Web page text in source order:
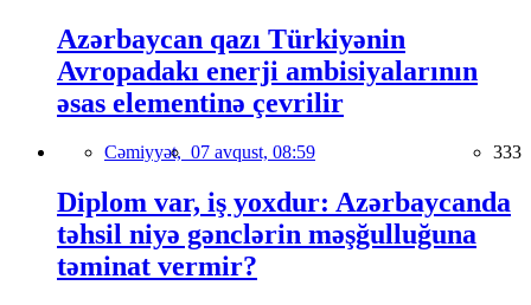
Azərbaycan qazı Türkiyənin
Avropadakı enerji ambisiyalarının
əsas elementinə çevrilir
Cəmiyyət, 07 avqust, 08:59 333
Diplom var, iş yoxdur: Azərbaycanda
təhsil niyə gənclərin məşğulluğuna
təminat vermir?